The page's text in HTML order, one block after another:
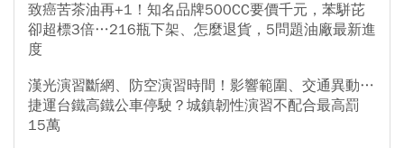
致癌苦茶油再+1！知名品牌500CC要價千元，苯駢芘
卻超標3倍…216瓶下架、怎麼退貨，5問題油廠最新進
度
漢光演習斷網、防空演習時間！影響範圍、交通異動…
捷運台鐵高鐵公車停駛？城鎮韌性演習不配合最高罰
15萬